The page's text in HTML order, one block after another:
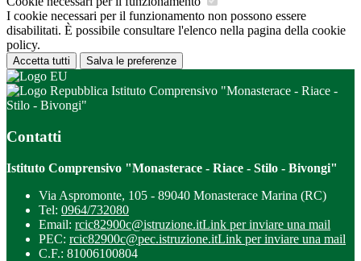
I cookie necessari per il funzionamento non possono essere
disabilitati. È possibile consultare l'elenco nella pagina della cookie
policy.
Accetta tutti Salva le preferenze
Istituto Comprensivo "Monasterace - Riace -
Stilo - Bivongi"
Contatti
Istituto Comprensivo "Monasterace - Riace - Stilo - Bivongi"
Via Aspromonte, 105 - 89040 Monasterace Marina (RC)
Tel: 0964/732080
Email: rcic82900c@istruzione.itLink per inviare una mail
PEC: rcic82900c@pec.istruzione.itLink per inviare una mail
C.F.: 81006100804